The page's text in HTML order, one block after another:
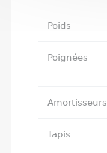
Poids
Poignées
Amortisseurs
Tapis